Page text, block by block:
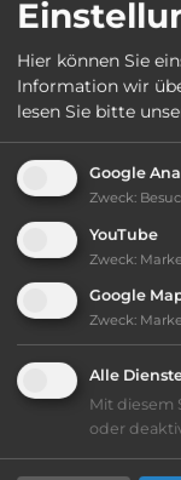
Schloß
Hier können Sie
Information wir
lesen Sie bitte
Google
Zweck:
YouTube
Zweck:
Google
Zweck:
Alle
Mit diesem
oder